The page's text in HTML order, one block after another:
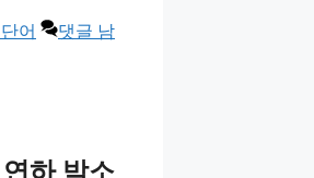
어
댓글 남
하 박소